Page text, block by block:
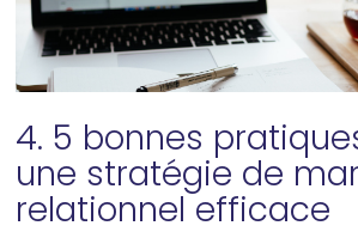
4. 5 bonnes
une stratégie de
relationnel efficace